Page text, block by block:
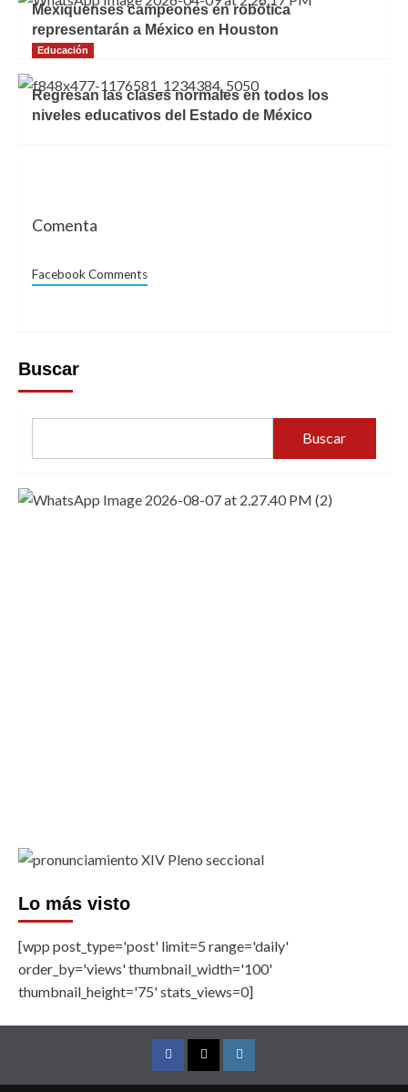
Mexiquenses campeones en robótica
representarán a México en Houston
Educación
Regresan las clases normales en todos los
niveles educativos del Estado de México
Comenta
Facebook Comments
Buscar
Buscar
Lo más visto
[wpp post_type='post' limit=5 range='daily'
order_by='views' thumbnail_width='100'
thumbnail_height='75' stats_views=0]
FacebookTwitterInstagram